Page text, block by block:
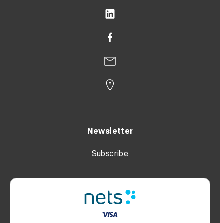
Newsletter
Subscribe